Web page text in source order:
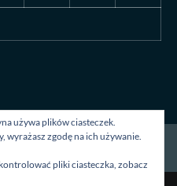
Blog Kontakt
używa plików ciasteczek.
wyrażasz zgodę na ich używanie.
pliki ciasteczka, zobacz